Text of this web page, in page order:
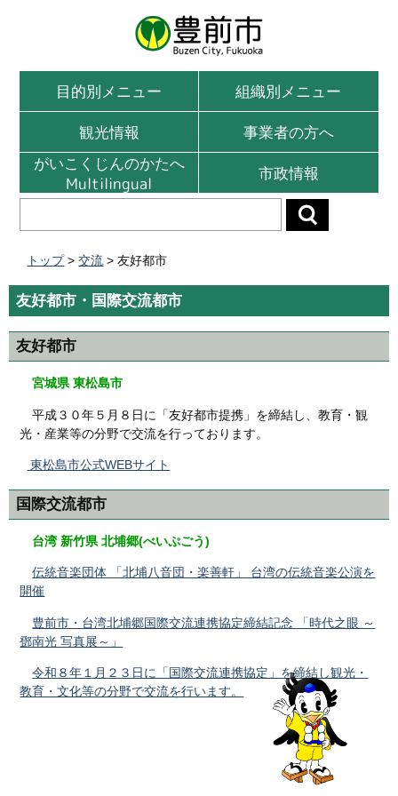
目的別メニュー
組織別メニュー
観光情報
事業者の方へ
がいこくじんのかたへ
Multilingual
市政情報
トップ >交流 > 友好都市
友好都市・国際交流都市
友好都市
宮城県 東松島市
平成３０年５月８日に「友好都市提携」を締結し、教育・観
光・産業等の分野で交流を行っております。
東松島市公式WEBサイト
国際交流都市
台湾 新竹県 北埔郷(べいぷごう)
伝統音楽団体 「北埔八音団・楽善軒」 台湾の伝統音楽公演を
開催
豊前市・台湾北埔郷国際交流連携協定締結記念 「時代之眼 ～
鄧南光 写真展～」
令和８年１月２３日に「国際交流連携協定」を締結し観光・
教育・文化等の分野で交流を行います。